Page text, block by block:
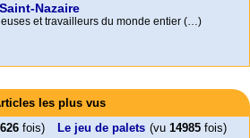
Nazaire
et travailleurs du monde entier (…)
paix !
2026, le président de la République
libre !
condamné deux fois à la prison à vie pour
Loire le couperet est tombé !
région Pays de la Loire veut faire voter ce (…)
une nouveauté, ou le dernier travail (…)
les plus vus
fois) Le jeu de palets (vu 14985 fois)